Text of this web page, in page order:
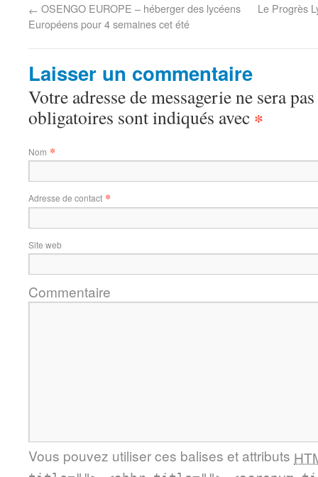
← OSENGO EUROPE – héberger des lycéens
Européens pour 4 semaines cet été
Le Progrès
Laisser un commentaire
Votre adresse de messagerie ne sera
obligatoires sont indiqués avec *
Nom *
Adresse de contact *
Site web
Commentaire
Vous pouvez utiliser ces balises et attributs